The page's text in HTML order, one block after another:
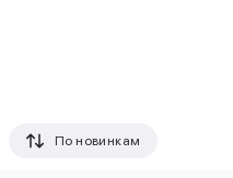
По новинкам